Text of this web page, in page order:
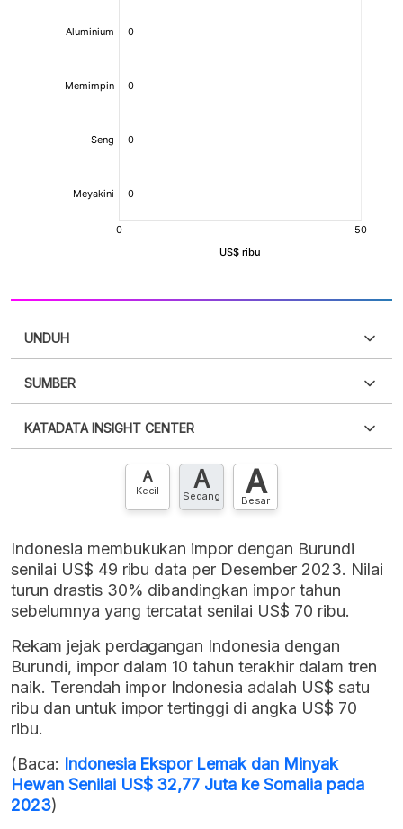
UNDUH
XLS
SUMBER
punya akun?Silakan Daftar sekarang
KATADATA INSIGHT CENTER
Hubungi sekarang »
A
Kecil A
Sedang A
Besar
Indonesia membukukan impor dengan Burundi
senilai US$ 49 ribu data per Desember 2023. Nilai
turun drastis 30% dibandingkan impor tahun
sebelumnya yang tercatat senilai US$ 70 ribu.
Rekam jejak perdagangan Indonesia dengan
Burundi, impor dalam 10 tahun terakhir dalam tren
naik. Terendah impor Indonesia adalah US$ satu
ribu dan untuk impor tertinggi di angka US$ 70
ribu.
(Baca: Indonesia Ekspor Lemak dan Minyak
Hewan Senilai US$ 32,77 Juta ke Somalia pada
2023)